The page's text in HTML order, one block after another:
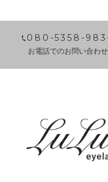
080-5358-
お電話でのお問い合わせ